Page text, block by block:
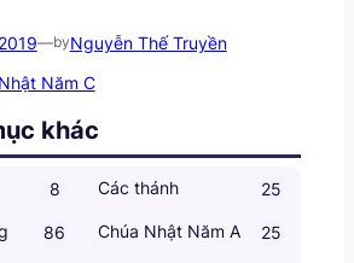
—byNguyễn Thế Truyền
Năm C
khác
8 Các thánh 25
86 Chúa Nhật Năm A 25